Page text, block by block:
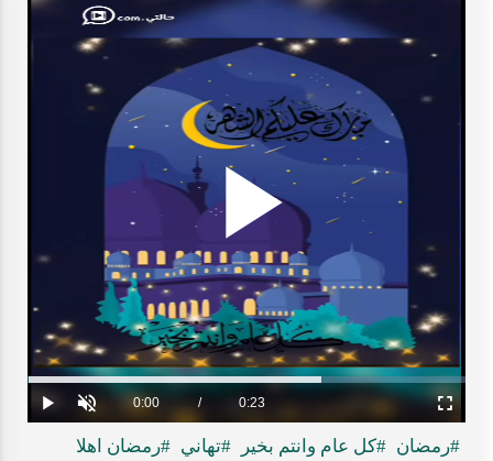
Play
Play Unmute Current
Time
0:00 / Duration
0:23
Loaded:
Progress:
0%
Fullscreen
#رمضان #كل عام وانتم بخير #تهاني #رمضان اهلا